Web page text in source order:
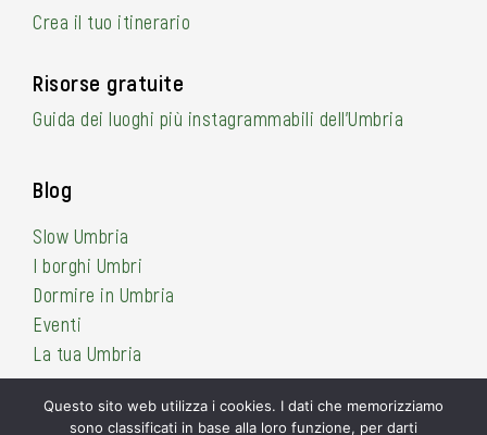
Crea il tuo itinerario
Risorse gratuite
Guida dei luoghi più instagrammabili dell’Umbria
Blog
Slow Umbria
I borghi Umbri
Dormire in Umbria
Eventi
La tua Umbria
Questo sito web utilizza i cookies. I dati che memorizziamo
sono classificati in base alla loro funzione, per darti